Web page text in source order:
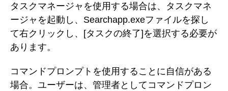
タスクマネージャを使用する場合は、タスクマネ
ージャを起動し、Searchapp.exeファイルを探し
て右クリックし、[タスクの終了]を選択する必要が
あります。
コマンドプロンプトを使用することに自信がある
場合。ユーザーは、管理者としてコマンドプロン